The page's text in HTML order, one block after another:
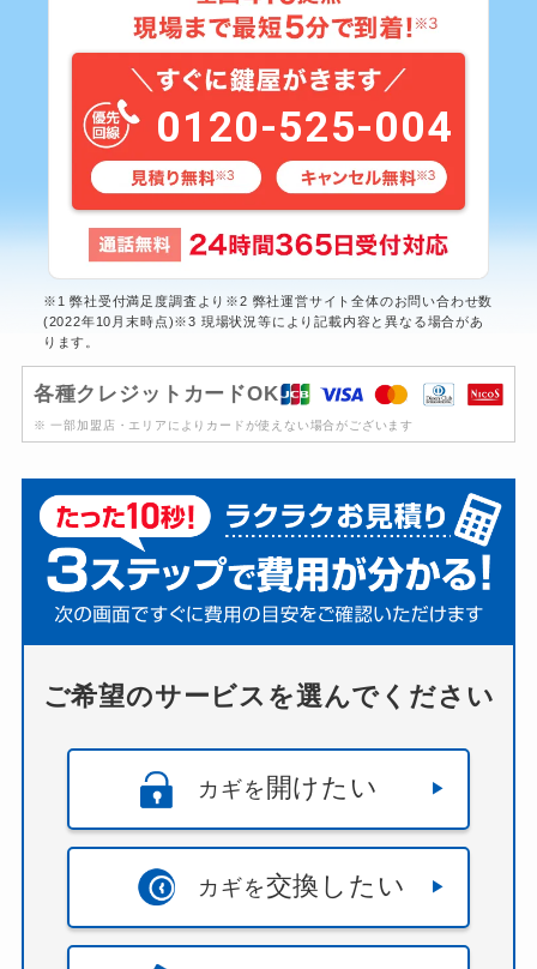
0120-525-004
※1 弊社受付満足度調査より※2 弊社運営サイト全体のお問い合わせ数
(2022年10月末時点)※3 現場状況等により記載内容と異なる場合があ
ります。
各種クレジットカードOK
※ 一部加盟店・エリアによりカードが使えない場合がございます
ご希望のサービスを選んでください
カギを 開けたい
カギを交換したい